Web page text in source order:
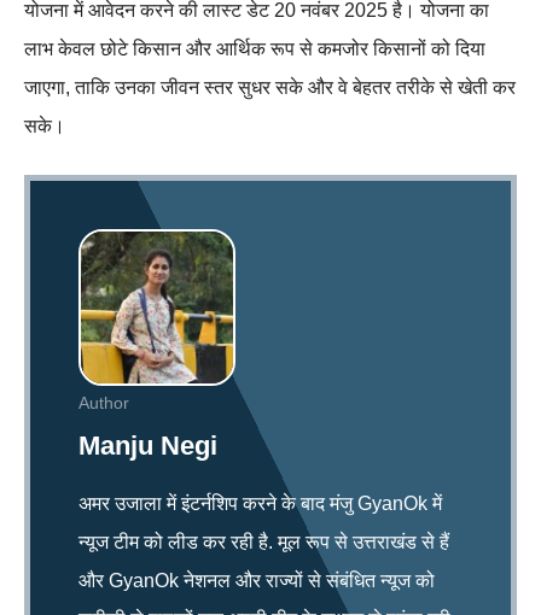
योजना में आवेदन करने की लास्ट डेट 20 नवंबर 2025 है। योजना का
लाभ केवल छोटे किसान और आर्थिक रूप से कमजोर किसानों को दिया
जाएगा, ताकि उनका जीवन स्तर सुधर सके और वे बेहतर तरीके से खेती कर
सके।
Author
Manju Negi
अमर उजाला में इंटर्नशिप करने के बाद मंजु GyanOk में
न्यूज टीम को लीड कर रही है. मूल रूप से उत्तराखंड से हैं
और GyanOk नेशनल और राज्यों से संबंधित न्यूज को